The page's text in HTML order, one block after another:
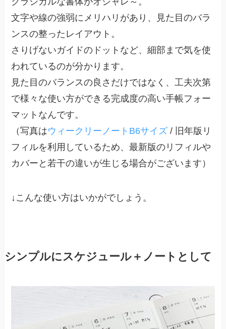
文字や線の強弱にメリハリがあり、見た目のバラ
ンスの整ったレイアウト。
さりげないガイドのドットなど、細部まで気を使
われているのが分かります。
見た目のバランスの良さだけではなく、工夫次第
で様々な使い方ができる完成度の高い手帳フォー
マットなんです。
（写真はウィークリーノートB6サイズ / 旧年版リ
フィルを利用しているため、最新版のリフィルや
カバーと若干の違いが生じる場合がございます）
↓こんな使い方はいかがでしょう。
シンプルにスケジュール＋ノートとして